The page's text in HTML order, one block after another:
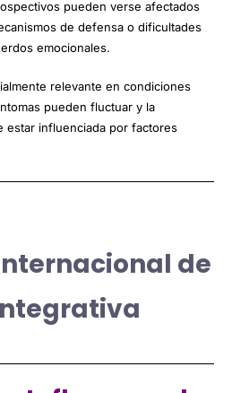
pueden verse afectados
de defensa o dificultades
emocionales.
relevante en condiciones
pueden fluctuar y la
estar influenciada por factores
de